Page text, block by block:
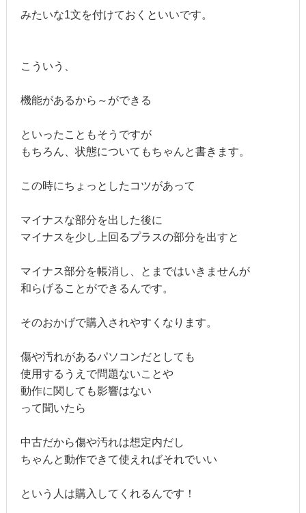
みたいな1文を付けておくといいです。
こういう、
機能があるから～ができる
といったこともそうですが
もちろん、状態についてもちゃんと書きます。
この時にちょっとしたコツがあって
マイナスな部分を出した後に
マイナスを少し上回るプラスの部分を出すと
マイナス部分を帳消し、とまではいきませんが
和らげることができるんです。
そのおかげで購入されやすくなります。
傷や汚れがあるパソコンだとしても
使用するうえで問題ないことや
動作に関しても影響はない
って聞いたら
中古だから傷や汚れは想定内だし
ちゃんと動作できて使えればそれでいい
という人は購入してくれるんです！